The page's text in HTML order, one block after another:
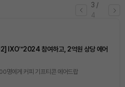
3 /
4
IXO™2024 참여하고, 2억원 상당 에어
명에게 커피 기프티콘 에어드랍